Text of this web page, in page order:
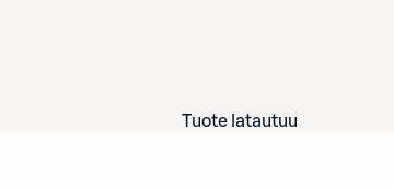
Tuote latautuu